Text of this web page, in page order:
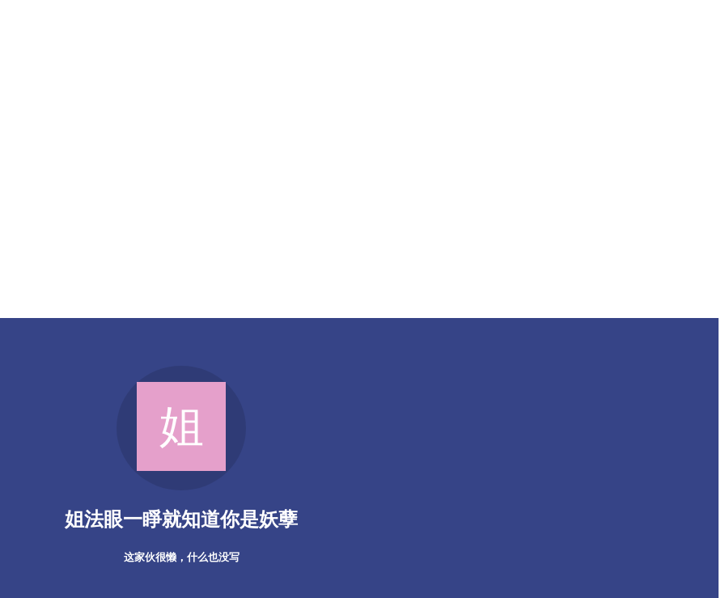
姐法眼一睜就知道你是妖孽
这家伙很懒，什么也没写